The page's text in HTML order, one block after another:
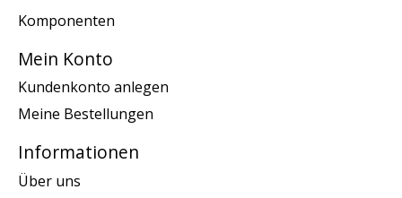
Komponenten
Mein Konto
Kundenkonto anlegen
Meine Bestellungen
Informationen
Über uns